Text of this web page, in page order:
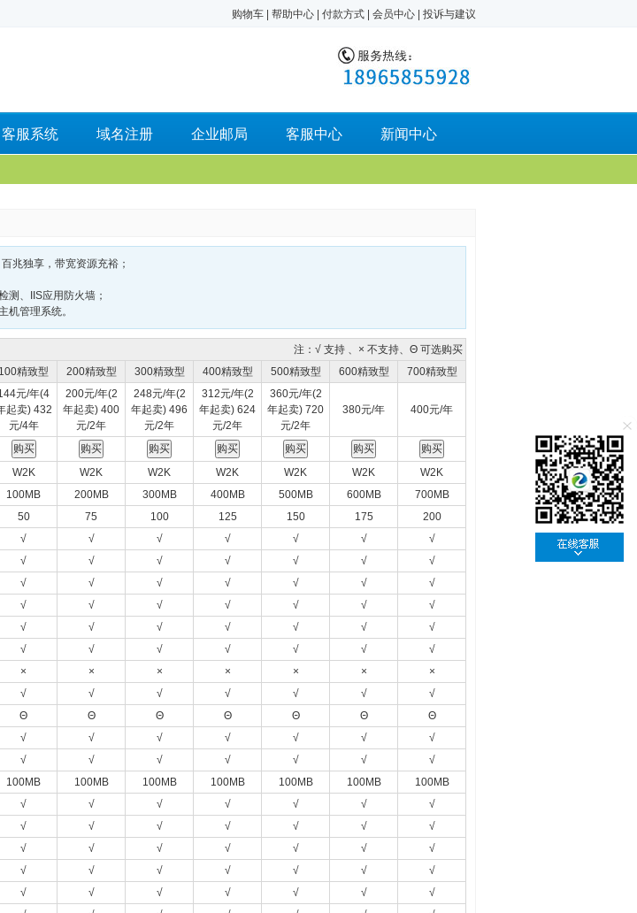
购物车 帮助中心 付款方式 会员中心 投诉与建议
客服系统 域名注册 企业邮局 客服中心 新闻中心
兆独享，带宽资源充裕；
测、IIS应用防火墙；
机管理系统。
注：√ 支持 、× 不支持、Θ 可选购买
100精致型 200精致型 300精致型 400精致型 500精致型 600精致型 700精致型
元/年(4
起卖) 432
元/4年
200元/年(2
年起卖) 400
元/2年
248元/年(2
年起卖) 496
元/2年
312元/年(2
年起卖) 624
元/2年
360元/年(2
年起卖) 720
元/2年
380元/年 400元/年
W2K W2K W2K W2K W2K W2K
W2K
100MB 200MB 300MB 400MB 500MB 600MB
700MB
50 75 100 125 150 175
200
√ √ √ √ √ √
√
√ √ √ √ √ √
√
√ √ √ √ √ √
√
√ √ √ √ √ √
√
√ √ √ √ √ √
√
√ √ √ √ √ √
√
× × × × × ×
×
√ √ √ √ √ √
√
Θ Θ Θ Θ Θ Θ
Θ
√ √ √ √ √ √
√
√ √ √ √ √ √
√
100MB 100MB 100MB 100MB 100MB 100MB
100MB
√ √ √ √ √ √
√
√ √ √ √ √ √
√
√ √ √ √ √ √
√
√ √ √ √ √ √
√
√ √ √ √ √ √
√